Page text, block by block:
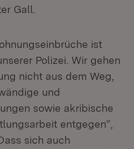
Gall.
ist
Polizei. Wir gehen
nicht aus dem Weg,
und
sowie akribische
entgegen“,
sich auch